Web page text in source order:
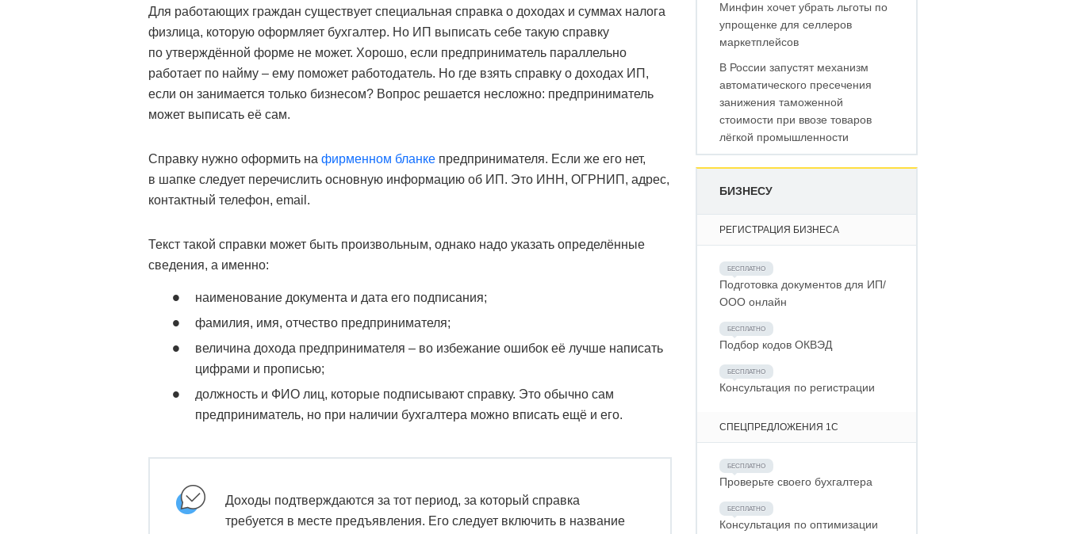
Для работающих граждан существует специальная справка о доходах и суммах налога
физлица, которую оформляет бухгалтер. Но ИП выписать себе такую справку
по утверждённой форме не может. Хорошо, если предприниматель параллельно
работает по найму – ему поможет работодатель. Но где взять справку о доходах ИП,
если он занимается только бизнесом? Вопрос решается несложно: предприниматель
может выписать её сам.
Справку нужно оформить на фирменном бланке предпринимателя. Если же его нет,
в шапке следует перечислить основную информацию об ИП. Это ИНН, ОГРНИП, адрес,
контактный телефон, email.
Текст такой справки может быть произвольным, однако надо указать определённые
сведения, а именно:
наименование документа и дата его подписания;
фамилия, имя, отчество предпринимателя;
величина дохода предпринимателя – во избежание ошибок её лучше написать
цифрами и прописью;
должность и ФИО лиц, которые подписывают справку. Это обычно сам
предприниматель, но при наличии бухгалтера можно вписать ещё и его.
Доходы подтверждаются за тот период, за который справка
требуется в месте предъявления. Его следует включить в название
Минфин хочет убрать льготы по
упрощенке для селлеров
маркетплейсов
В России запустят механизм
автоматического пресечения
занижения таможенной
стоимости при ввозе товаров
лёгкой промышленности
БИЗНЕСУ
РЕГИСТРАЦИЯ БИЗНЕСА
Подготовка документов для ИП/
ООО онлайн
Подбор кодов ОКВЭД
Консультация по регистрации
СПЕЦПРЕДЛОЖЕНИЯ 1С
Проверьте своего бухгалтера
Консультация по оптимизации